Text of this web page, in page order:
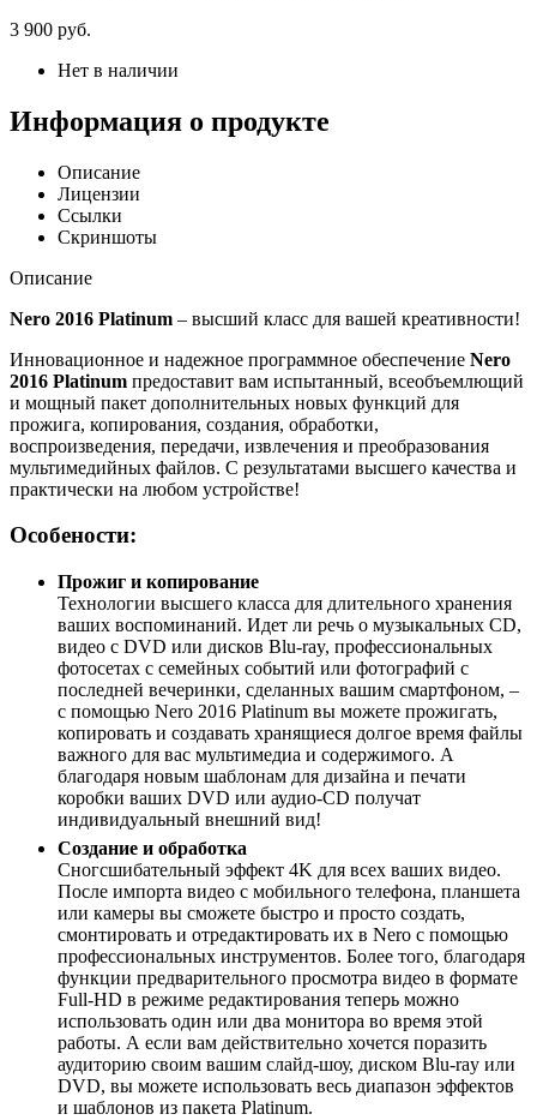
3 900 руб.
Нет в наличии
Информация о продукте
Описание
Лицензии
Ссылки
Скриншоты
Описание
Nero 2016 Platinum – высший класс для вашей креативности!
Инновационное и надежное программное обеспечение Nero
2016 Platinum предоставит вам испытанный, всеобъемлющий
и мощный пакет дополнительных новых функций для
прожига, копирования, создания, обработки,
воспроизведения, передачи, извлечения и преобразования
мультимедийных файлов. С результатами высшего качества и
практически на любом устройстве!
Особености:
Прожиг и копирование
Технологии высшего класса для длительного хранения
ваших воспоминаний. Идет ли речь о музыкальных CD,
видео с DVD или дисков Blu-ray, профессиональных
фотосетах с семейных событий или фотографий с
последней вечеринки, сделанных вашим смартфоном, –
с помощью Nero 2016 Platinum вы можете прожигать,
копировать и создавать хранящиеся долгое время файлы
важного для вас мультимедиа и содержимого. А
благодаря новым шаблонам для дизайна и печати
коробки ваших DVD или аудио-CD получат
индивидуальный внешний вид!
Создание и обработка
Сногсшибательный эффект 4K для всех ваших видео.
После импорта видео с мобильного телефона, планшета
или камеры вы сможете быстро и просто создать,
смонтировать и отредактировать их в Nero с помощью
профессиональных инструментов. Более того, благодаря
функции предварительного просмотра видео в формате
Full-HD в режиме редактирования теперь можно
использовать один или два монитора во время этой
работы. А если вам действительно хочется поразить
аудиторию своим вашим слайд-шоу, диском Blu-ray или
DVD, вы можете использовать весь диапазон эффектов
и шаблонов из пакета Platinum.